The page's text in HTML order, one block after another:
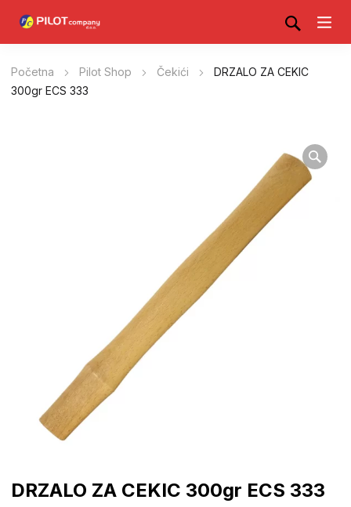
Početna Pilot Shop Čekići
DRZALO ZA CEKIC
300gr ECS 333
DRZALO ZA CEKIC 300gr ECS 333